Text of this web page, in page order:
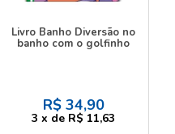
Livro Banho Diversão no
banho com o golfinho
R$ 34,90
3 x de R$ 11,63